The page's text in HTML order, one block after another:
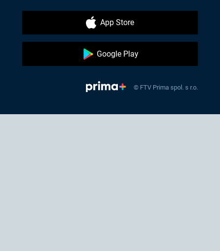
App Store
Google Play
© FTV Prima spol. s r.o.